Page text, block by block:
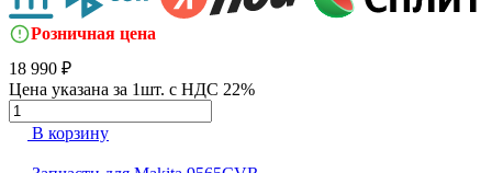
Розничная цена
18 990 ₽
Цена указана за 1шт. с НДС 22%
В корзину